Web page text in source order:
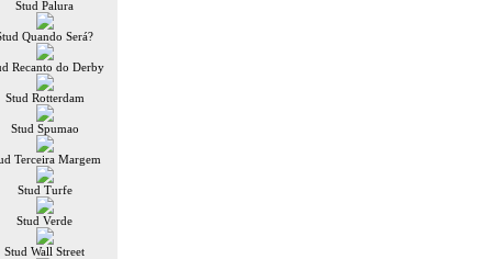
Stud Palura
Quando Será?
Recanto do Derby
Stud Rotterdam
Stud Spumao
Terceira Margem
Stud Turfe
Stud Verde
Stud Wall Street